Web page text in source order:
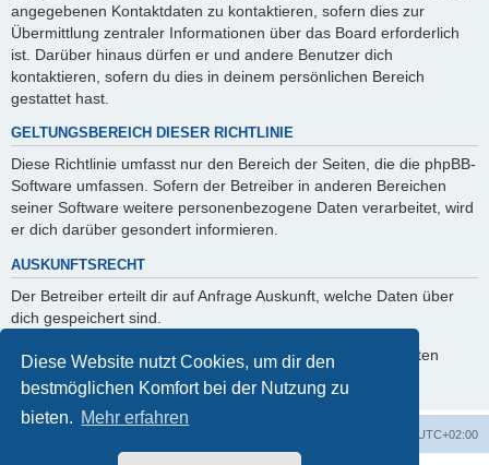
Diese Website nutzt Cookies, um dir den
bestmöglichen Komfort bei der Nutzung zu
bieten. Mehr erfahren
angegebenen Kontaktdaten zu kontaktieren, sofern dies zur
Übermittlung zentraler Informationen über das Board erforderlich
ist. Darüber hinaus dürfen er und andere Benutzer dich
kontaktieren, sofern du dies in deinem persönlichen Bereich
gestattet hast.
GELTUNGSBEREICH DIESER RICHTLINIE
Diese Richtlinie umfasst nur den Bereich der Seiten, die die phpBB-
Software umfassen. Sofern der Betreiber in anderen Bereichen
seiner Software weitere personenbezogene Daten verarbeitet, wird
er dich darüber gesondert informieren.
AUSKUNFTSRECHT
Der Betreiber erteilt dir auf Anfrage Auskunft, welche Daten über
dich gespeichert sind.
Du kannst jederzeit die Löschung bzw. Sperrung deiner Daten
verlangen. Kontaktiere hierzu bitte den Betreiber.
UTC+02:00